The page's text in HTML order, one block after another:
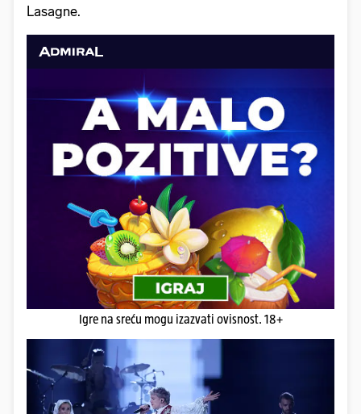
Lasagne.
Igre na sreću mogu izazvati ovisnost. 18+